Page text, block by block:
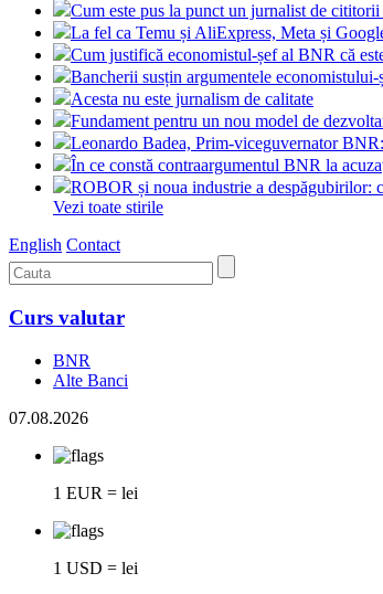
Cum este pus la punct un jurnalist de
La fel ca Temu și AliExpress, Meta și
Cum justifică economistul-șef al BNR că
Bancherii susțin argumentele
Acesta nu este jurnalism de calitate
Fundament pentru un nou model de
Leonardo Badea, Prim-viceguvernator
În ce constă contraargumentul BNR la
ROBOR și noua industrie a despăgubirilor:
Vezi toate stirile
English Contact
Curs valutar
BNR
Alte Banci
07.08.2026
1 EUR = lei
1 USD = lei